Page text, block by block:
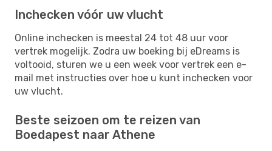
Inchecken vóór uw vlucht
Online inchecken is meestal 24 tot 48 uur voor
vertrek mogelijk. Zodra uw boeking bij eDreams is
voltooid, sturen we u een week voor vertrek een e-
mail met instructies over hoe u kunt inchecken voor
uw vlucht.
Beste seizoen om te reizen van
Boedapest naar Athene